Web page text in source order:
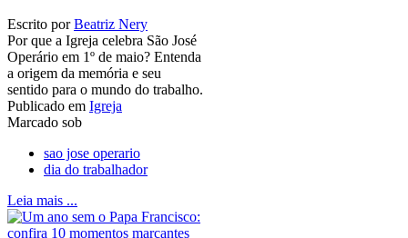
Escrito porBeatriz Nery
Por que a Igreja celebra São José
Operário em 1º de maio? Entenda
a origem da memória e seu
sentido para o mundo do trabalho.
Publicado em Igreja
Marcado sob
sao jose operario
dia do trabalhador
Leia mais ...